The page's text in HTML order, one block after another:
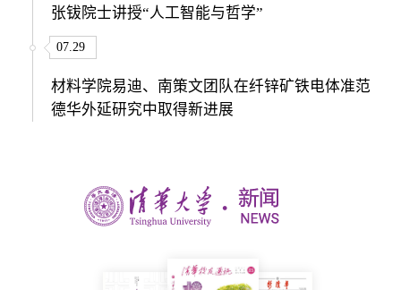
张钹院士讲授“人工智能与哲学”
07.29
材料学院易迪、南策文团队在纤锌矿铁电体准范
德华外延研究中取得新进展